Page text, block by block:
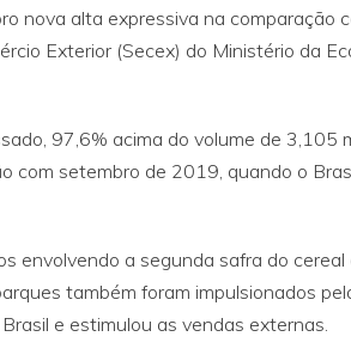
nova alta expressiva na comparação
Exterior (Secex) do Ministério da
97,6% acima do volume de 3,105
com setembro de 2019, quando o
envolvendo a segunda safra do
também foram impulsionados
e estimulou as vendas externas.